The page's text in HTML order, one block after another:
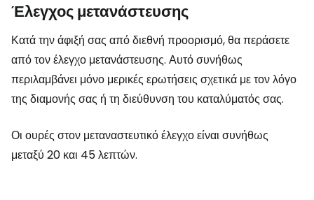
Έλεγχος μετανάστευσης
Κατά την άφιξή σας από διεθνή προορισμό, θα περάσετε
από τον έλεγχο μετανάστευσης. Αυτό συνήθως
περιλαμβάνει μόνο μερικές ερωτήσεις σχετικά με τον λόγο
της διαμονής σας ή τη διεύθυνση του καταλύματός σας.
Οι ουρές στον μεταναστευτικό έλεγχο είναι συνήθως
μεταξύ 20 και 45 λεπτών.